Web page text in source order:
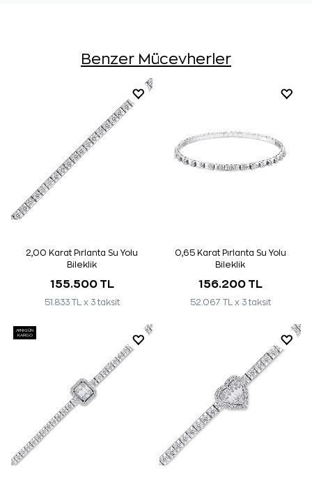
Benzer Mücevherler
2,00 Karat Pırlanta Su Yolu
Bileklik
155.500 TL
51.833 TL x 3 taksit
0,65 Karat Pırlanta Su Yolu
Bileklik
156.200 TL
52.067 TL x 3 taksit
AYNI GÜN
KARGO